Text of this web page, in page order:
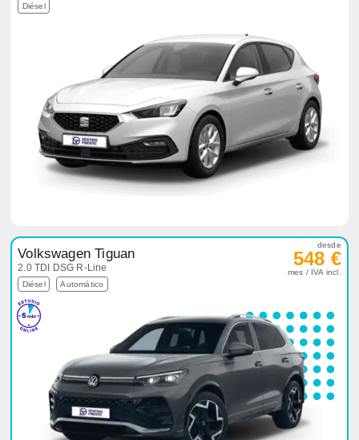
Diésel
Volkswagen Tiguan
2.0 TDI DSG R-Line
Diésel Automático
desde
548 €
mes / IVA incl.